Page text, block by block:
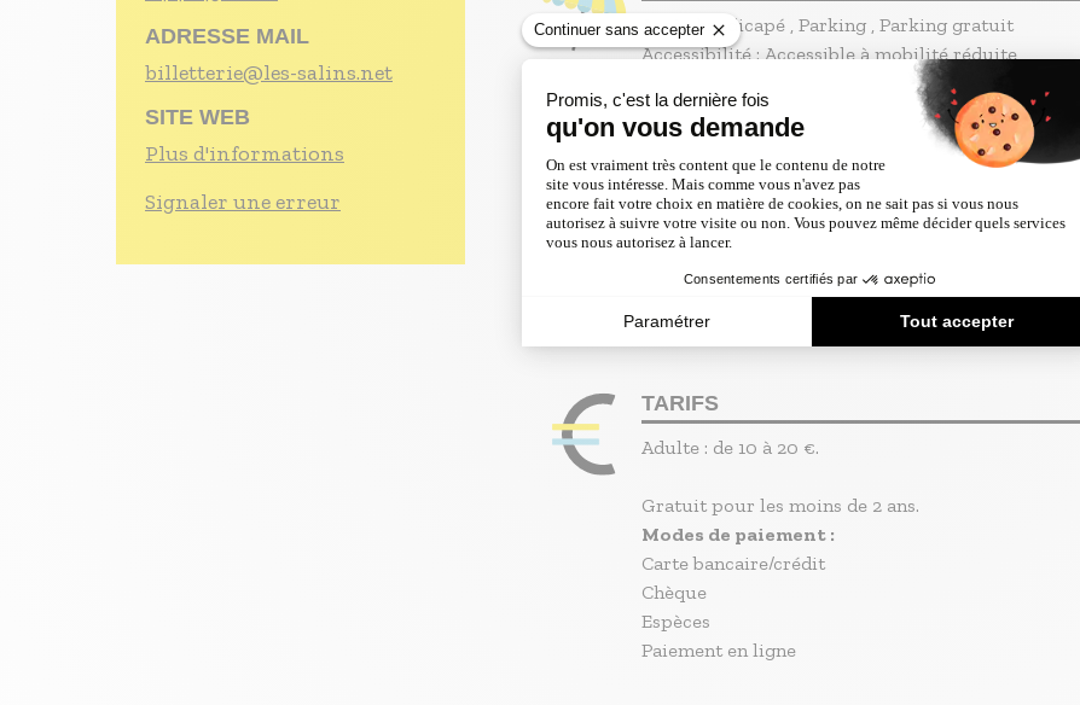
ADRESSE MAIL
billetterie@les-salins.net
SITE WEB
Plus d'informations
Signaler une erreur
: l’attachement, la résistance, le sentiment
d’appartenance. Entre mémoire familiale et récit
Nous le Red Star compose une fresque sensible où le
football devient un prisme pour lire le monde.
Accès handicapé Parking Parking gratuit
Accessibilité : Accessible à mobilité réduite
LABELS & CLASSEMENTS
Indoor (intérieur)
OUVERTURE
Mercredi 9 décembre 2026 de 20h30 à 22h.
TARIFS
Adulte : de 10 à 20 €.
Gratuit pour les moins de 2 ans.
Modes de paiement :
Carte bancaire/crédit
Chèque
Espèces
Paiement en ligne